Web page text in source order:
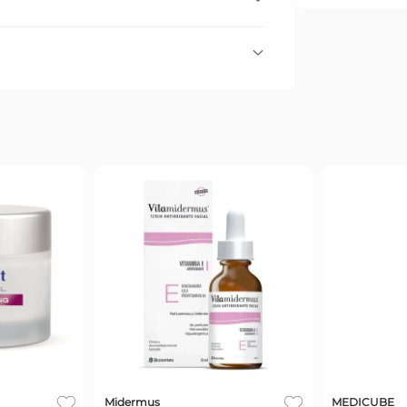
la piel, disminuye las arrugas y
limpios con movimientos
la piel.
Midermus MEDICUBE